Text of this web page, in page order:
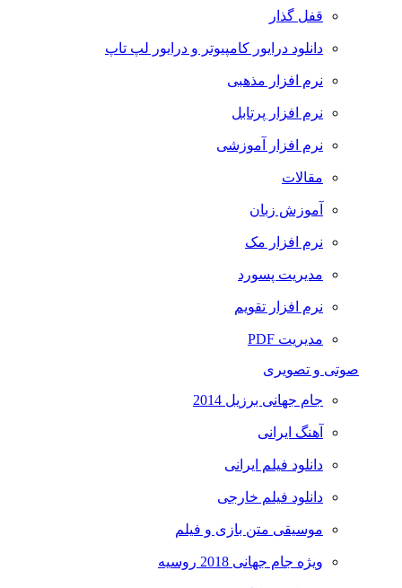
قفل گذار
دانلود درایور کامپیوتر و درایور لپ تاپ
نرم افزار مذهبی
نرم افزار پرتابل
نرم افزار آموزشی
مقالات
آموزش زبان
نرم افزار مک
مدیریت پسورد
نرم افزار تقویم
مدیریت PDF
صوتی و تصویری
جام جهانی برزیل 2014
آهنگ ایرانی
دانلود فیلم ایرانی
دانلود فیلم خارجی
موسیقی متن بازی و فیلم
ویژه جام جهانی 2018 روسیه